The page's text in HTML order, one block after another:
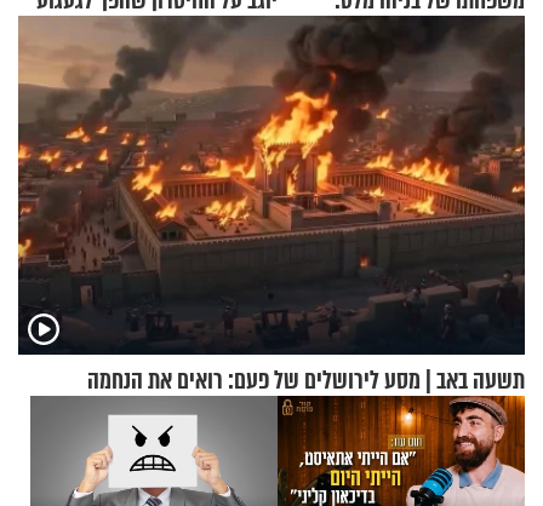
"מיליונים באירופה תומכים
בכם"
תשעה באב | מסע לירושלים של פעם: רואים את הנחמה